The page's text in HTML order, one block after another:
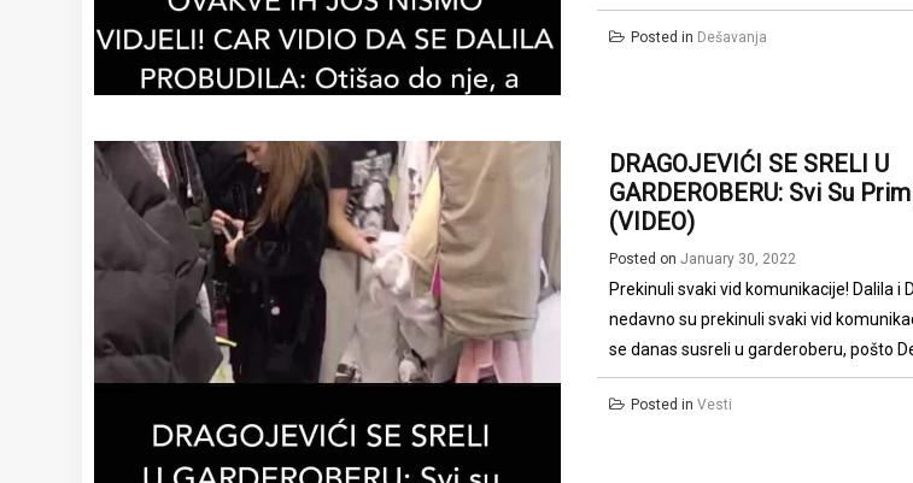
Posted in Dešavanja
DRAGOJEVIĆI SE SRELI U
GARDEROBERU: Svi Su
(VIDEO)
Posted onJanuary 30, 2022
Prekinuli svaki vid komunikacije! Dalila i
nedavno su prekinuli svaki vid
se danas susreli u garderoberu, pošto
Posted inVesti